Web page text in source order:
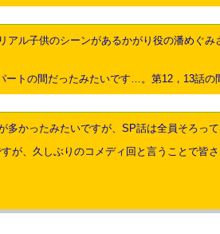
ル子供のシーンがあるかがり役の潘めぐ
トの間だったみたいです…。第12，13話の
多かったみたいですが、SP話は全員そろっ
が、久しぶりのコメディ回と言うことで皆